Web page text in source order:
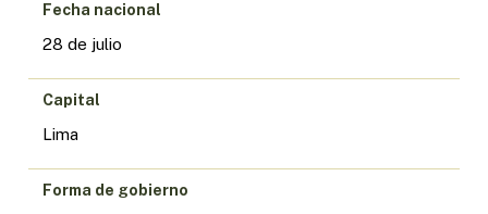
Fecha nacional
28 de julio
Capital
Lima
Forma de gobierno